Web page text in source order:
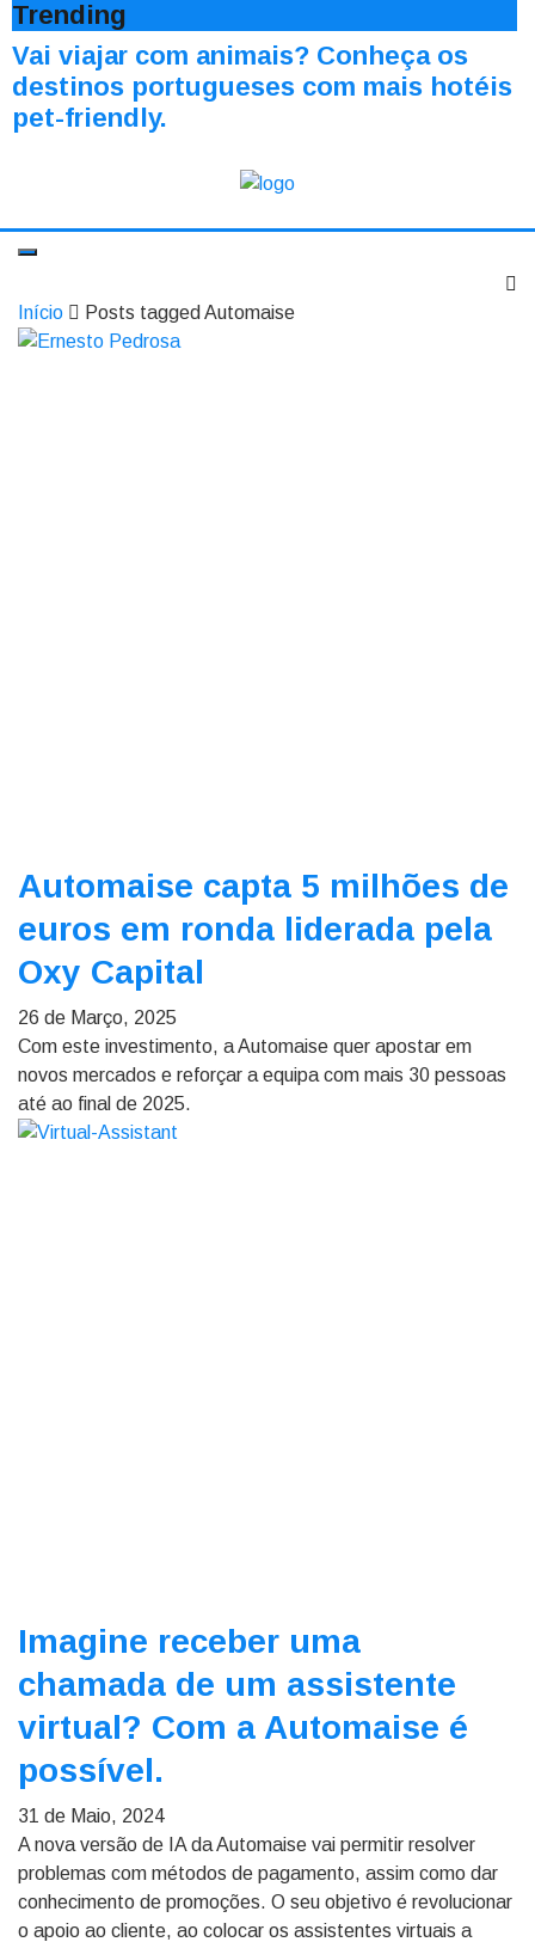
Trending
Vai viajar com animais? Conheça os
destinos portugueses com mais hotéis
pet-friendly.
Início Posts tagged Automaise
Automaise capta 5 milhões de
euros em ronda liderada pela
Oxy Capital
26 de Março, 2025
Com este investimento, a Automaise quer apostar em
novos mercados e reforçar a equipa com mais 30 pessoas
até ao final de 2025.
Imagine receber uma
chamada de um assistente
virtual? Com a Automaise é
possível.
31 de Maio, 2024
A nova versão de IA da Automaise vai permitir resolver
problemas com métodos de pagamento, assim como dar
conhecimento de promoções. O seu objetivo é revolucionar
o apoio ao cliente, ao colocar os assistentes virtuais a